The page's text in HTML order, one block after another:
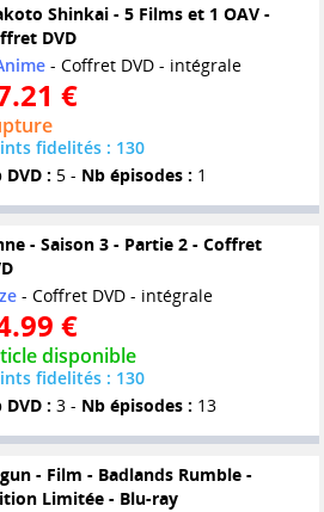
Shinkai - 5 Films et 1 OAV -
DVD
- Coffret DVD - intégrale
€
fidelités : 130
DVD : 5 - Nb épisodes : 1
- Saison 3 - Partie 2 - Coffret
- Coffret DVD - intégrale
€
disponible
fidelités : 130
DVD : 3 - Nb épisodes : 13
- Film - Badlands Rumble -
Limitée - Blu-ray